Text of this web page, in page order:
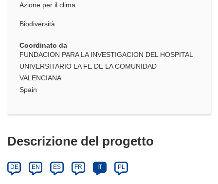
Azione per il clima
Biodiversità
Coordinato da
FUNDACION PARA LA INVESTIGACION DEL HOSPITAL
UNIVERSITARIO LA FE DE LA COMUNIDAD
VALENCIANA
Spain
Descrizione del progetto
DE EN ES FR IT PL